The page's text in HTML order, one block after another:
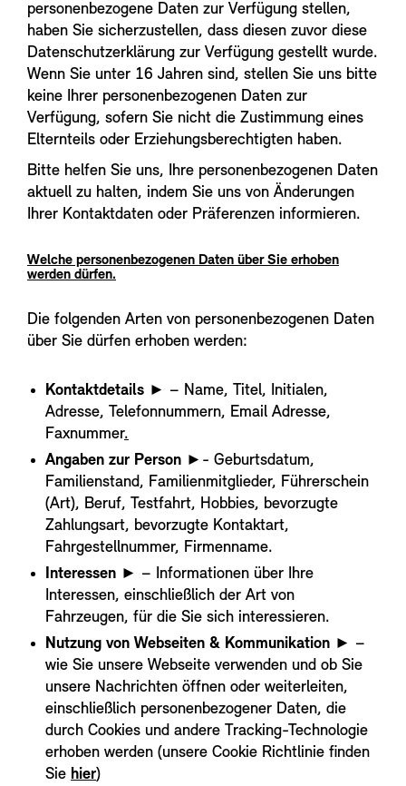
personenbezogene Daten zur Verfügung stellen,
haben Sie sicherzustellen, dass diesen zuvor diese
Datenschutzerklärung zur Verfügung gestellt wurde.
Wenn Sie unter 16 Jahren sind, stellen Sie uns bitte
keine Ihrer personenbezogenen Daten zur
Verfügung, sofern Sie nicht die Zustimmung eines
Elternteils oder Erziehungsberechtigten haben.
Bitte helfen Sie uns, Ihre personenbezogenen Daten
aktuell zu halten, indem Sie uns von Änderungen
Ihrer Kontaktdaten oder Präferenzen informieren.
Welche personenbezogenen Daten über Sie erhoben
werden dürfen.
Die folgenden Arten von personenbezogenen Daten
über Sie dürfen erhoben werden:
Kontaktdetails ► – Name, Titel, Initialen,
Adresse, Telefonnummern, Email Adresse,
Faxnummer.
Angaben zur Person ►- Geburtsdatum,
Familienstand, Familienmitglieder, Führerschein
(Art), Beruf, Testfahrt, Hobbies, bevorzugte
Zahlungsart, bevorzugte Kontaktart,
Fahrgestellnummer, Firmenname.
Interessen ► – Informationen über Ihre
Interessen, einschließlich der Art von
Fahrzeugen, für die Sie sich interessieren.
Nutzung von Webseiten & Kommunikation ► –
wie Sie unsere Webseite verwenden und ob Sie
unsere Nachrichten öffnen oder weiterleiten,
einschließlich personenbezogener Daten, die
durch Cookies und andere Tracking-Technologie
erhoben werden (unsere Cookie Richtlinie finden
Sie hier)